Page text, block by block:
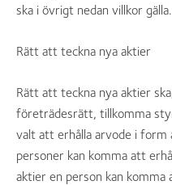
ska i övrigt nedan villkor gälla.
Rätt att teckna nya aktier
Rätt att teckna nya aktier
företrädesrätt, tillkomma
valt att erhålla arvode i
personer kan komma att
aktier en person kan